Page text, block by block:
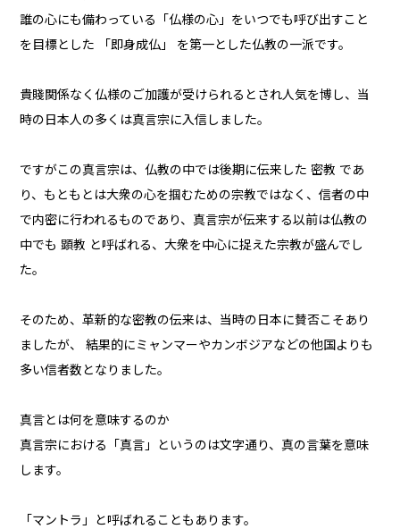
誰の心にも備わっている「仏様の心」をいつでも呼び出すこと
を目標とした 「即身成仏」 を第一とした仏教の一派です。
貴賤関係なく仏様のご加護が受けられるとされ人気を博し、当
時の日本人の多くは真言宗に入信しました。
ですがこの真言宗は、仏教の中では後期に伝来した 密教 であ
り、もともとは大衆の心を掴むための宗教ではなく、信者の中
で内密に行われるものであり、真言宗が伝来する以前は仏教の
中でも 顕教 と呼ばれる、大衆を中心に捉えた宗教が盛んでし
た。
そのため、革新的な密教の伝来は、当時の日本に賛否こそあり
ましたが、 結果的にミャンマーやカンボジアなどの他国よりも
多い信者数となりました。
真言とは何を意味するのか
真言宗における「真言」というのは文字通り、真の言葉を意味
します。
「マントラ」と呼ばれることもあります。